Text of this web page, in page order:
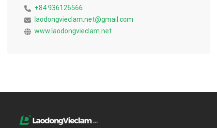
+84 936126566
laodongvieclam.net@gmail.com
www.laodongvieclam.net